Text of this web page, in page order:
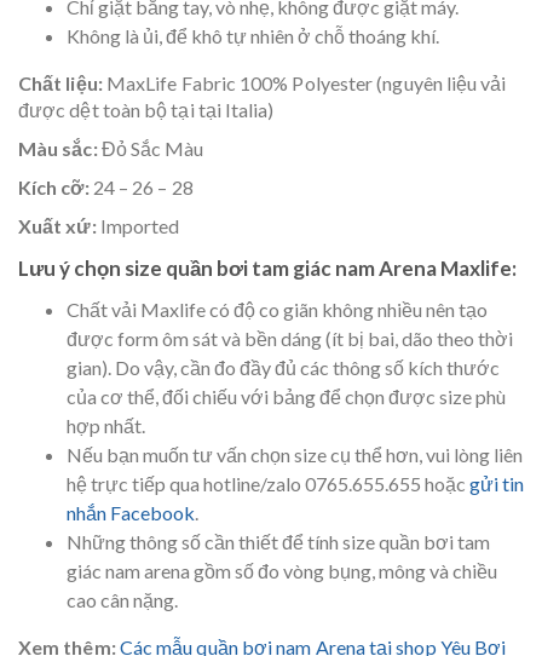
Chỉ giặt bằng tay, vò nhẹ, không được giặt máy.
Không là ủi, để khô tự nhiên ở chỗ thoáng khí.
Chất liệu: MaxLife Fabric 100% Polyester (nguyên liệu vải
được dệt toàn bộ tại tại Italia)
Màu sắc:Đỏ Sắc Màu
Kích cỡ: 24 – 26 – 28
Xuất xứ: Imported
Lưu ý chọn size quần bơi tam giác nam Arena Maxlife:
Chất vải Maxlife có độ co giãn không nhiều nên tạo
được form ôm sát và bền dáng (ít bị bai, dão theo thời
gian). Do vậy, cần đo đầy đủ các thông số kích thước
của cơ thể, đối chiếu với bảng để chọn được size phù
hợp nhất.
Nếu bạn muốn tư vấn chọn size cụ thể hơn, vui lòng liên
hệ trực tiếp qua hotline/zalo 0765.655.655 hoặc gửi tin
nhắn Facebook
Những thông số cần thiết để tính size quần bơi tam
giác nam arena gồm số đo vòng bụng, mông và chiều
cao cân nặng.
Xem thêm:Các mẫu quần bơi nam Arena tại shop Yêu Bơi